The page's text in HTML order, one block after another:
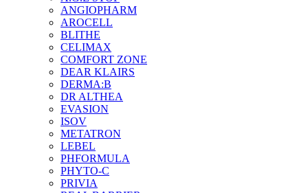
ANGIOPHARM
AROCELL
BLITHE
CELIMAX
COMFORT ZONE
DEAR KLAIRS
DERMA:B
DR ALTHEA
EVASION
ISOV
METATRON
LEBEL
PHFORMULA
PHYTO-C
PRIVIA